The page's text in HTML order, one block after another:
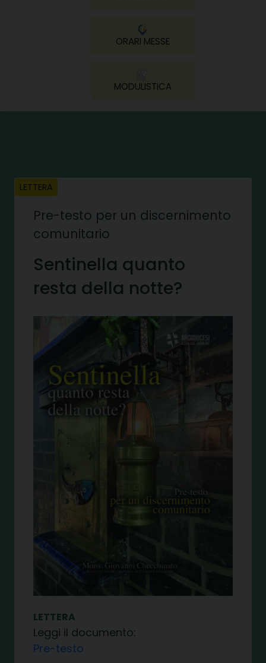
ORARI MESSE
MODULISTICA
LETTERA
Pre-testo per un discernimento
comunitario
Sentinella quanto
resta della notte?
LETTERA
Leggi il documento:
Pre-testo